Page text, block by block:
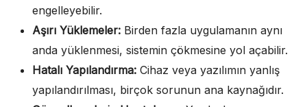
engelleyebilir.
Aşırı Yüklemeler: Birden fazla uygulamanın aynı
anda yüklenmesi, sistemin çökmesine yol açabilir.
Hatalı Yapılandırma: Cihaz veya yazılımın yanlış
yapılandırılması, birçok sorunun ana kaynağıdır.